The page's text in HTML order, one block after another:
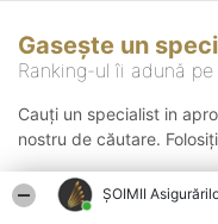
ȘOIMII
Gasește un
Ranking-ul îi adună
Cauți un specialist in
nostru de căutare.